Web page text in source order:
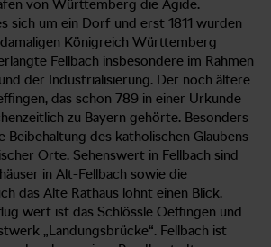
von Württemberg die Ägide.
sich um ein Dorf und erst 1811 wurden
Königreich Württemberg
Fellbach insbesondere im Rahmen
der Industrialisierung. Der noch ältere
das schon 789 in einer Urkunde
zu Bayern gehörte. Besonders
Beibehaltung des katholischen Glaubens
Orte. Sehenswert in Fellbach sind
in Alt-Fellbach sowie die
das Alte Rathaus lohnt einen Blick.
wert ist das Schlössle Oeffingen und
„Landungsbrücke“. Fellbach ist